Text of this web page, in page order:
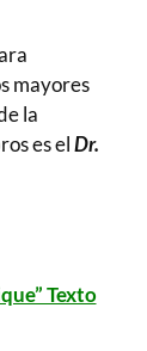
mayores
la
es elDr.
Texto